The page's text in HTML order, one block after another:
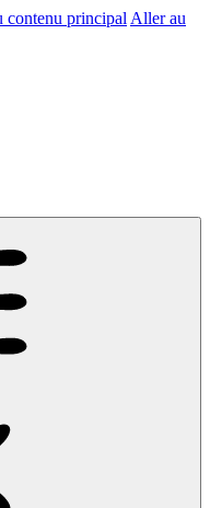
contenu principal Aller au